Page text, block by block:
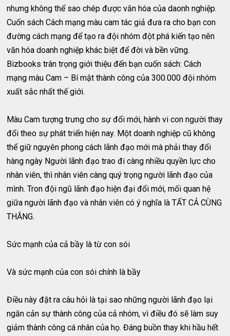
nhưng không thể sao chép được văn hóa của daonh nghiệp.
Cuốn sách Cách mạng màu cam tác giả đưa ra cho bạn con
đường cách mạng để tạo ra đội nhóm đột phá kiến tạo nên
văn hóa doanh nghiệp khác biệt để đời và bền vững.
Bizbooks trân trọng giới thiệu đến bạn cuốn sách: Cách
mạng màu Cam – Bí mật thành công của 300.000 đội nhóm
xuất sắc nhất thế giới.
Màu Cam tượng trưng cho sự đổi mới, hành vi con người thay
đổi theo sự phát triển hiện nay. Một doanh nghiệp cũ không
thể giữ nguyên phong cách lãnh đạo mới mà phải thay đổi
hàng ngày Người lãnh đạo trao đi càng nhiều quyền lực cho
nhân viên, thì nhân viên càng quý trọng người lãnh đạo của
mình. Tron đội ngũ lãnh đạo hiện đại đổi mới, mối quan hệ
giữa người lãnh đạo và nhân viên có ý nghĩa là TẤT CẢ CÙNG
THẮNG.
Sức mạnh của cả bầy là từ con sói
Và sức mạnh của con sói chính là bầy
Điều này đặt ra câu hỏi là tại sao những người lãnh đạo lại
ngăn cản sự thành công của cả nhóm, vì điều đó sẽ làm suy
giảm thành công cá nhân của họ. Đáng buồn thay khi hầu hết